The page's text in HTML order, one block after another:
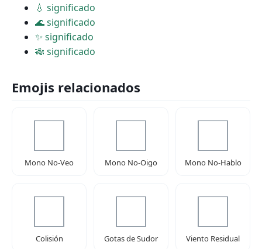
💧 significado
🌊 significado
✨ significado
🎋 significado
Emojis relacionados
Mono No-Veo Mono No-Oigo Mono No-Hablo
Colisión Gotas de Sudor Viento Residual